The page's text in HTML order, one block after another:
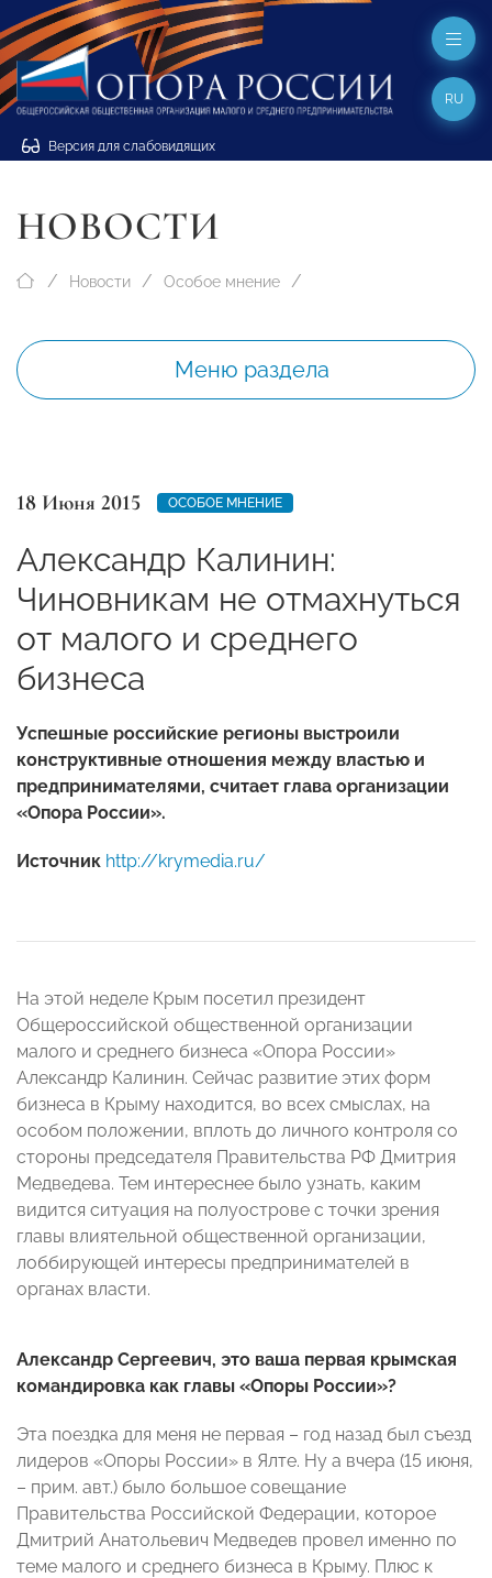
Версия для слабовидящих
RU
НОВОСТИ
Новости Особое мнение
Меню раздела
18 Июня 2015 ОСОБОЕ МНЕНИЕ
Александр Калинин:
Чиновникам не отмахнуться
от малого и среднего
бизнеса
Успешные российские регионы выстроили
конструктивные отношения между властью и
предпринимателями, считает глава организации
«Опора России».
Источник http://krymedia.ru/
На этой неделе Крым посетил президент
Общероссийской общественной организации
малого и среднего бизнеса «Опора России»
Александр Калинин. Сейчас развитие этих форм
бизнеса в Крыму находится, во всех смыслах, на
особом положении, вплоть до личного контроля со
стороны председателя Правительства РФ Дмитрия
Медведева. Тем интереснее было узнать, каким
видится ситуация на полуострове с точки зрения
главы влиятельной общественной организации,
лоббирующей интересы предпринимателей в
органах власти.
Александр Сергеевич, это ваша первая крымская
командировка как главы «Опоры России»?
Эта поездка для меня не первая – год назад был съезд
лидеров «Опоры России» в Ялте. Ну а вчера (15 июня,
– прим. авт.) было большое совещание
Правительства Российской Федерации, которое
Дмитрий Анатольевич Медведев провел именно по
теме малого и среднего бизнеса в Крыму. Плюс к